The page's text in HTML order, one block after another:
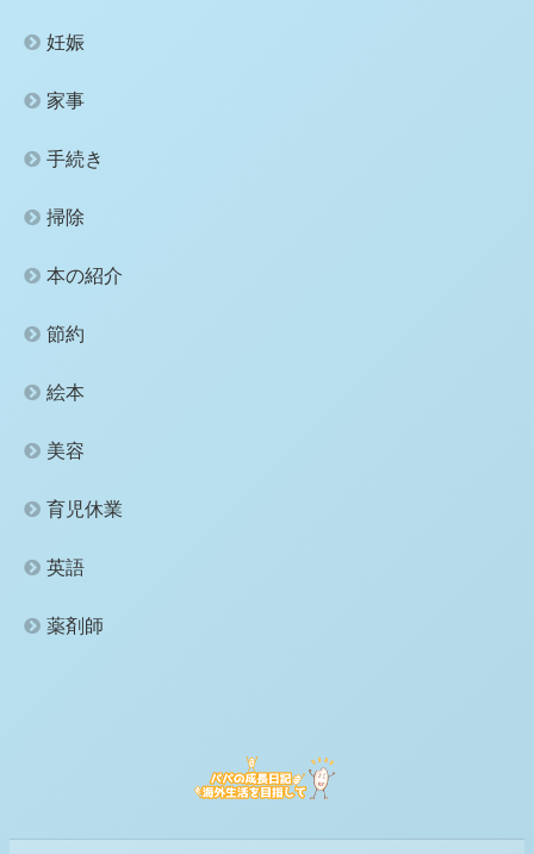
妊娠
家事
手続き
掃除
本の紹介
節約
絵本
美容
育児休業
英語
薬剤師